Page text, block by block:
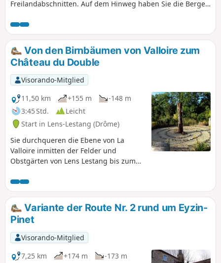
Freilandabschnitten. Auf dem Hinweg haben Sie die Berge
Blick. Auf dem Rückweg können Sie, wenn Sie sich
umdrehen, die Gipfel des Vercors, der Alpen, der
Chartreuse und den Mont Blanc bewundern (wenn das
Wetter es zulässt...).
Von den Birnbäumen von Valloire zum
Château du Double
Visorando-Mitglied
11,50 km
+155 m
-148 m
3:45 Std.
Leicht
Start in Lens-Lestang (Drôme)
Sie durchqueren die Ebene von La
Valloire inmitten der Felder und
Obstgärten von Lens Lestang bis zum
geben Ihnen Wissenswertes über
Maulbeerbäume und Birnbäume.
Anschließend steigen Sie zur Madone
de Moras hinauf und kehren auf einem
gut vor der Sonne geschützten Weg
entlang der Moräne zurück. Unterwegs
können Sie das Château du Double
bewundern.
Variante der Route Nr. 2 rund um Eyzin-
Pinet
Visorando-Mitglied
7,25 km
+174 m
-173 m